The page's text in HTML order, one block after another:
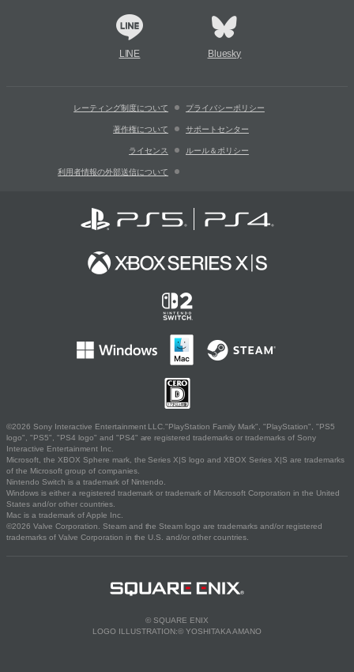
LINE Bluesky
レーティング制度について プライバシーポリシー
著作権について サポートセンター
ライセンス ルール＆ポリシー
利用者情報の外部送信について
©2026 Sony Interactive Entertainment LLC."PlayStation Family Mark", "PlayStation", "PS5
logo", "PS5", "PS4 logo" and "PS4" are registered trademarks or trademarks of Sony
Interactive Entertainment Inc.
Microsoft, the XBOX Sphere mark, the Series X|S logo and XBOX Series X|S are trademarks
of the Microsoft group of companies.
Nintendo Switch is a trademark of Nintendo.
Windows is either a registered trademark or trademark of Microsoft Corporation in the United
States and/or other countries.
Mac is a trademark of Apple Inc.
©2026 Valve Corporation. Steam and the Steam logo are trademarks and/or registered
trademarks of Valve Corporation in the U.S. and/or other countries.
© SQUARE ENIX
LOGO ILLUSTRATION:© YOSHITAKA AMANO